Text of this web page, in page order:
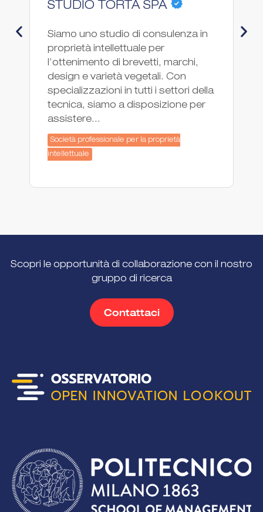
STUDIO TORTA SPA
Siamo uno studio di consulenza in
proprietà intellettuale per
l’ottenimento di brevetti, marchi,
design e varietà vegetali. Con
specializzazioni in tutti i settori della
tecnica, siamo a disposizione per
assistere...
Società professionale per la proprietà
intellettuale
Scopri le opportunità di collaborazione con il nostro
gruppo di ricerca
Contattaci